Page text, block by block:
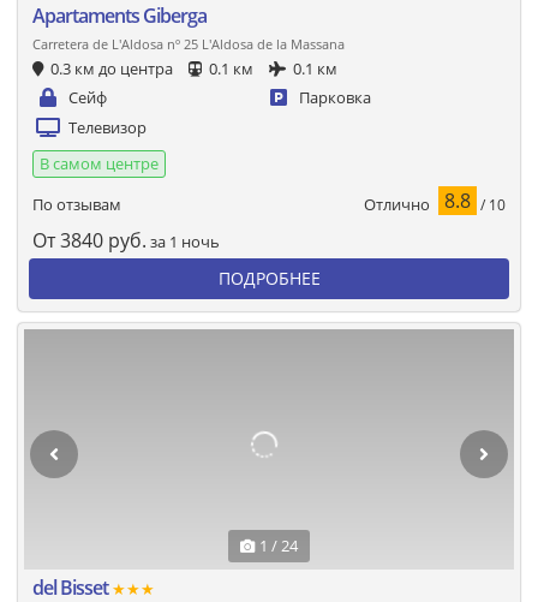
Apartaments Giberga
Carretera de L'Aldosa nº 25 L'Aldosa de la Massana
0.3 км до центра 0.1 км
0.1 км
Сейф
Парковка
Телевизор
В самом центре
По отзывам
Отлично 8.8 / 10
От3840 руб. за 1 ночь
ПОДРОБНЕЕ
1 / 24
del Bisset★★★